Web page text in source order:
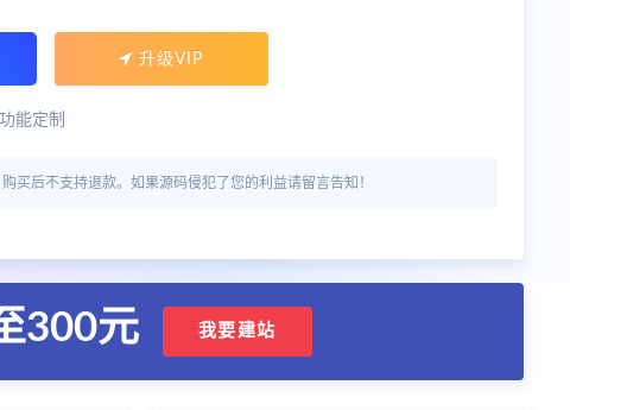
升级VIP
能定制
买后不支持退款。如果源码侵犯了您的利益请留言告知！
300元 我要建站